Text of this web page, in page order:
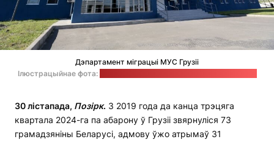
Дэпартамент міграцыі МУС Грузіі
Ілюстрацыйнае фота:
30 лістапада, Позірк. З 2019 года да канца трэцяга
квартала 2024-га па абарону ў Грузіі звярнуліся 73
грамадзяніны Беларусі, адмову ўжо атрымаў 31